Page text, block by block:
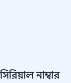
নাম্বার